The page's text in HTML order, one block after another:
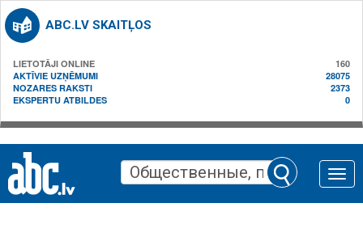
ABC.LV SKAITĻOS
LIETOTĀJI ONLINE
160
AKTĪVIE UZŅĒMUMI
28075
NOZARES RAKSTI
2373
EKSPERTU ATBILDES
0
Toggle